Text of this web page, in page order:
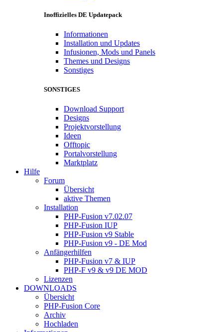
Inoffizielles DE Updatepack
Informationen
Installation und Updates
Infusionen, Mods und Panels
Themes und Designs
Sonstiges
SONSTIGES
Download Support
Designs
Projektvorstellung
Ideen
Offtopic
Portalvorstellung
Marktplatz
Hilfe
Forum
Übersicht
aktive Themen
Installation
PHP-Fusion v7.02.07
PHP-Fusion IUP
PHP-Fusion v9 Stable
PHP-Fusion v9 - DE Mod
Anfängerhilfen
PHP-Fusion v7 & IUP
PHP-F v9 & v9 DE MOD
Lizenzen
DOWNLOADS
Übersicht
PHP-Fusion Core
Archiv
Hochladen